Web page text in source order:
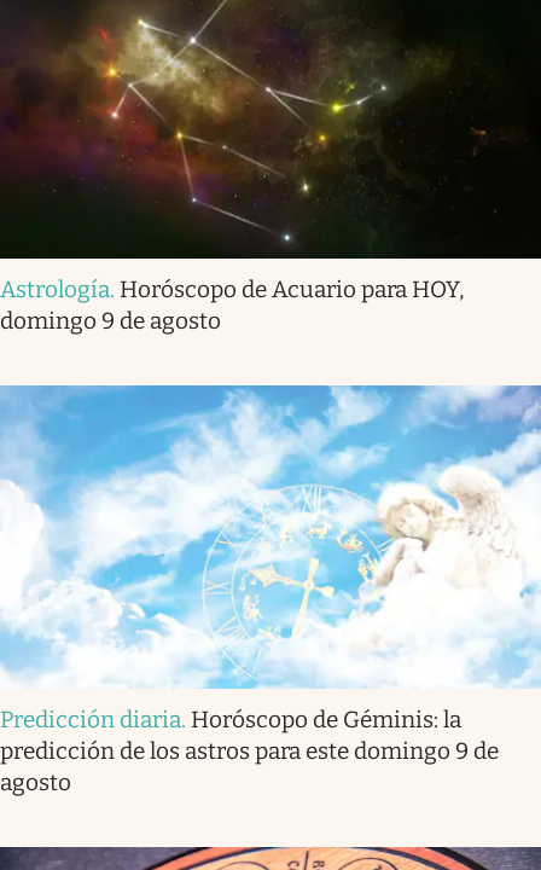
Astrología. Horóscopo de Acuario para HOY,
domingo 9 de agosto
Predicción diaria. Horóscopo de Géminis: la
predicción de los astros para este domingo 9 de
agosto